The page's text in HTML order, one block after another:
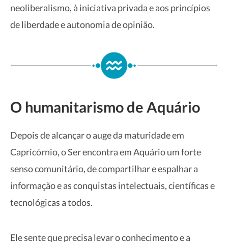
neoliberalismo, à iniciativa privada e aos princípios
de liberdade e autonomia de opinião.
O humanitarismo de Aquário
Depois de alcançar o auge da maturidade em
Capricórnio, o Ser encontra em Aquário um forte
senso comunitário, de compartilhar e espalhar a
informação e as conquistas intelectuais, científicas e
tecnológicas a todos.
Ele sente que precisa levar o conhecimento e a